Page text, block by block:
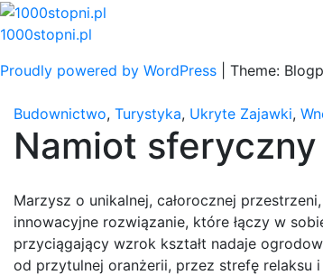
Skip
to
1000stopni.pl
Proudly powered by WordPress
Theme:
Budownictwo, Turystyka, Ukryte Zajawki,
Namiot sferyczny
Marzysz o unikalnej, całorocznej
innowacyjne rozwiązanie, które łączy w
przyciągający wzrok kształt nadaje
od przytulnej oranżerii, przez strefę relaksu